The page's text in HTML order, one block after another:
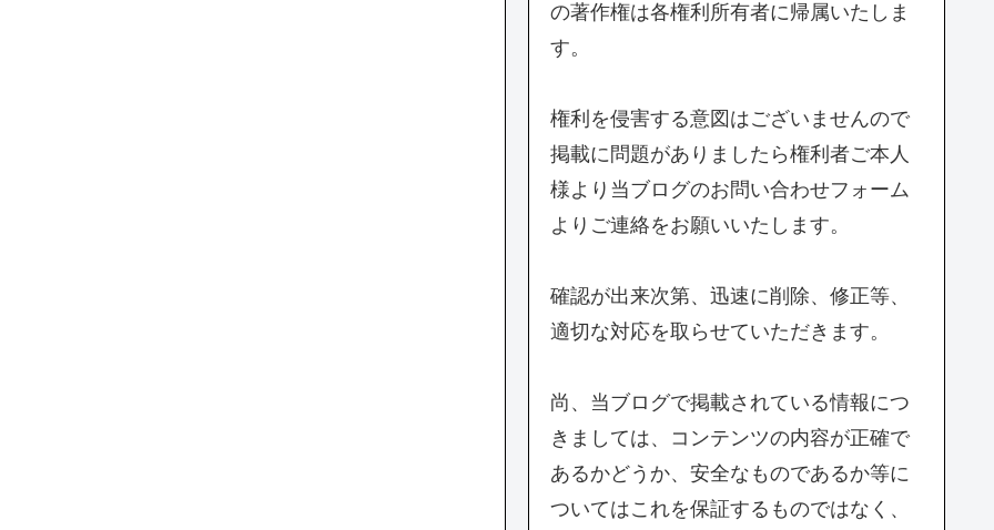
の著作権は各権利所有者に帰属いたしま
す。
権利を侵害する意図はございませんので
掲載に問題がありましたら権利者ご本人
様より当ブログのお問い合わせフォーム
よりご連絡をお願いいたします。
確認が出来次第、迅速に削除、修正等、
適切な対応を取らせていただきます。
尚、当ブログで掲載されている情報につ
きましては、コンテンツの内容が正確で
あるかどうか、安全なものであるか等に
ついてはこれを保証するものではなく、